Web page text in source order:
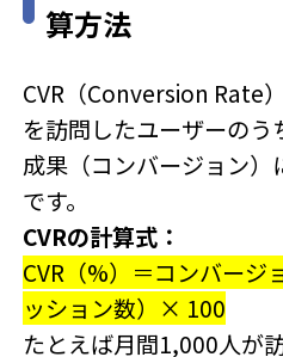
算方法
CVR（Conversion Rate
を訪問したユーザーの
成果（コンバージョン
です。
CVRの計算式：
CVR（%）＝コンバー
ッション数）× 100
たとえば月間1,000人が